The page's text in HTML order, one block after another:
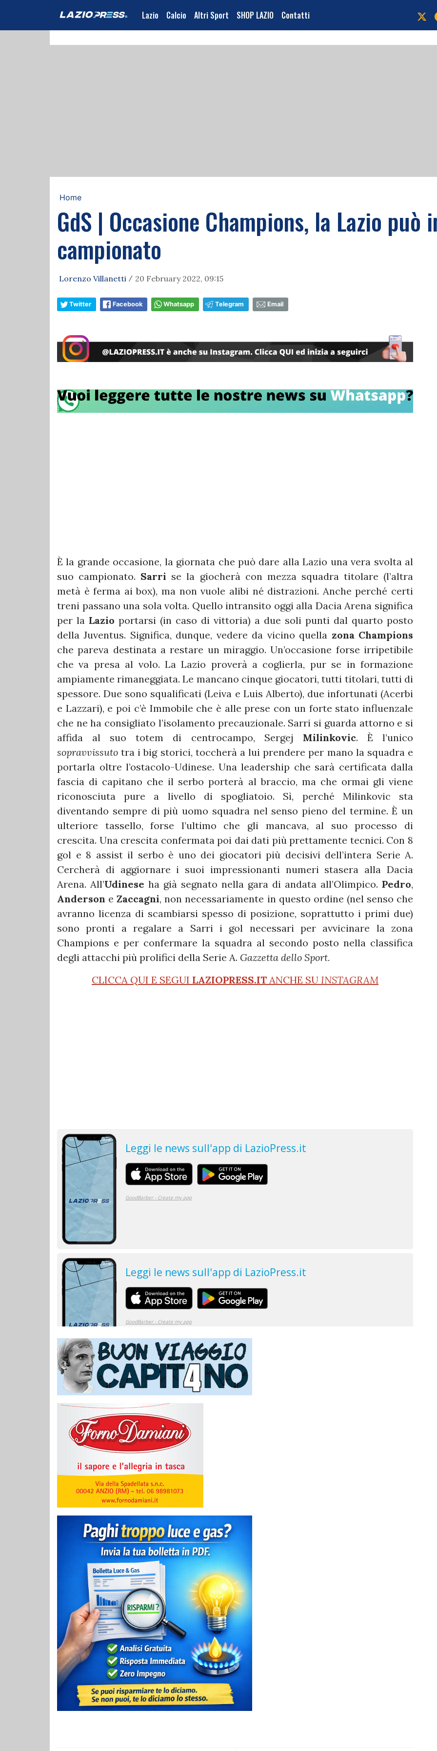
Lazio Calcio Altri Sport SHOP LAZIO Contatti
Home
GdS | Occasione Champions, la Lazio
campionato
Lorenzo Villanetti / 20 February 2022, 09:15
Twitter Facebook Whatsapp Telegram Email
È la grande occasione, la giornata che può dare alla Lazio una vera svolta al
suo campionato. Sarri se la giocherà con mezza squadra titolare (l’altra
metà è ferma ai box), ma non vuole alibi né distrazioni. Anche perché certi
treni passano una sola volta. Quello intransito oggi alla Dacia Arena significa
per la Lazio portarsi (in caso di vittoria) a due soli punti dal quarto posto
della Juventus. Significa, dunque, vedere da vicino quella zona Champions
che pareva destinata a restare un miraggio. Un’occasione forse irripetibile
che va presa al volo. La Lazio proverà a coglierla, pur se in formazione
ampiamente rimaneggiata. Le mancano cinque giocatori, tutti titolari, tutti di
spessore. Due sono squalificati (Leiva e Luis Alberto), due infortunati (Acerbi
e Lazzari), e poi c’è Immobile che è alle prese con un forte stato influenzale
che ne ha consigliato l’isolamento precauzionale. Sarri si guarda attorno e si
affida al suo totem di centrocampo, Sergej Milinkovic. È l’unico
sopravvissuto tra i big storici, toccherà a lui prendere per mano la squadra e
portarla oltre l’ostacolo-Udinese. Una leadership che sarà certificata dalla
fascia di capitano che il serbo porterà al braccio, ma che ormai gli viene
riconosciuta pure a livello di spogliatoio. Sì, perché Milinkovic sta
diventando sempre di più uomo squadra nel senso pieno del termine. È un
ulteriore tassello, forse l’ultimo che gli mancava, al suo processo di
crescita. Una crescita confermata poi dai dati più prettamente tecnici. Con 8
gol e 8 assist il serbo è uno dei giocatori più decisivi dell’intera Serie A.
Cercherà di aggiornare i suoi impressionanti numeri stasera alla Dacia
Arena. All’Udinese ha già segnato nella gara di andata all’Olimpico. Pedro,
Anderson eZaccagni, non necessariamente in questo ordine (nel senso che
avranno licenza di scambiarsi spesso di posizione, soprattutto i primi due)
sono pronti a regalare a Sarri i gol necessari per avvicinare la zona
Champions e per confermare la squadra al secondo posto nella classifica
degli attacchi più prolifici della Serie A. Gazzetta dello Sport.
CLICCA QUI E SEGUI LAZIOPRESS.IT ANCHE SU INSTAGRAM